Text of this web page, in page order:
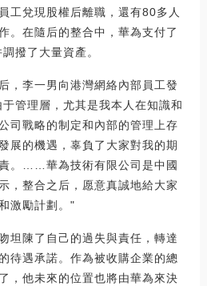
工兌現股權后離職，還有80多人
。在隨后的整合中，華為支付了
撥了大量資產。
，李一男向港灣網絡內部員工發
管理層，尤其是我本人在知識和
司戰略的制定和內部的管理上存
展的機遇，辜負了大家對我的期
。……華為技術有限公司是中國
，整合之后，愿意真誠地給大家
激勵計劃。"
坦陳了自己的過失與責任，轉達
待遇承諾。作為被收購企業的總
，他未來的位置也將由華為來決